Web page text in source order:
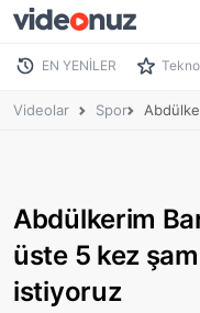
EN YENİLER
Videolar Spor
Abdülkerim
üste 5 kez
istiyoruz